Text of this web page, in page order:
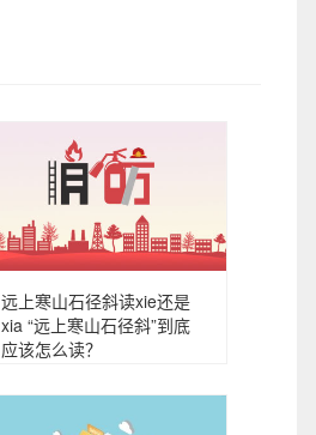
远上寒山石径斜读xie还是
xia “远上寒山石径斜”到底
应该怎么读？